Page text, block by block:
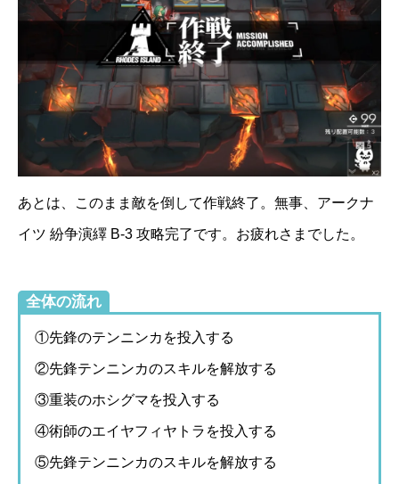
あとは、このまま敵を倒して作戦終了。無事、アークナ
イツ 紛争演繹 B-3 攻略完了です。お疲れさまでした。
全体の流れ
①先鋒のテンニンカを投入する
②先鋒テンニンカのスキルを解放する
③重装のホシグマを投入する
④術師のエイヤフィヤトラを投入する
⑤先鋒テンニンカのスキルを解放する